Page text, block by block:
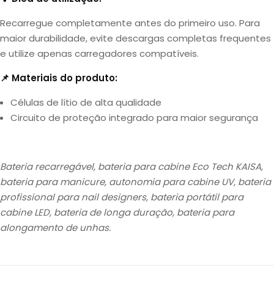
Recarregue completamente antes do primeiro uso. Para
maior durabilidade, evite descargas completas frequentes
e utilize apenas carregadores compatíveis.
📌 Materiais do produto:
Células de lítio de alta qualidade
Circuito de proteção integrado para maior segurança
Bateria recarregável, bateria para cabine Eco Tech KAISA,
bateria para manicure, autonomia para cabine UV, bateria
profissional para nail designers, bateria portátil para
cabine LED, bateria de longa duração, bateria para
alongamento de unhas.